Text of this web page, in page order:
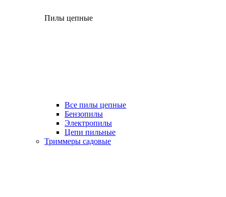
Пилы цепные
Все пилы цепные
Бензопилы
Электропилы
Цепи пильные
Триммеры садовые